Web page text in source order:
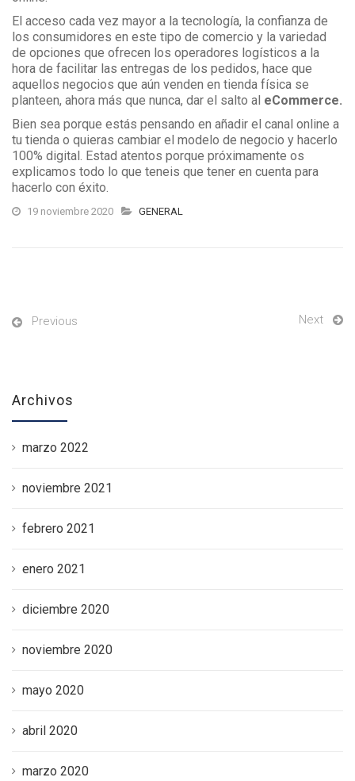
El acceso cada vez mayor a la tecnología, la confianza de
los consumidores en este tipo de comercio y la variedad
de opciones que ofrecen los operadores logísticos a la
hora de facilitar las entregas de los pedidos, hace que
aquellos negocios que aún venden en tienda física se
planteen, ahora más que nunca, dar el salto al eCommerce.
Bien sea porque estás pensando en añadir el canal online a
tu tienda o quieras cambiar el modelo de negocio y hacerlo
100% digital. Estad atentos porque próximamente os
explicamos todo lo que teneis que tener en cuenta para
hacerlo con éxito.
19 noviembre 2020 GENERAL
Previous Next
Archivos
marzo 2022
noviembre 2021
febrero 2021
enero 2021
diciembre 2020
noviembre 2020
mayo 2020
abril 2020
marzo 2020